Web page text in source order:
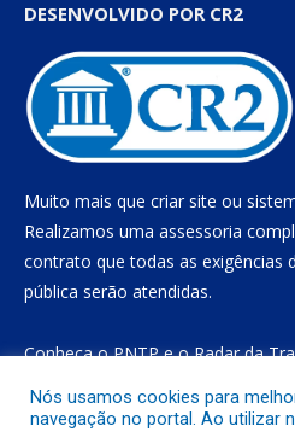
DESENVOLVIDO POR CR2
Muito mais que criar site ou
Realizamos uma assessoria
contrato que todas as exigências
pública serão atendidas.
Conheça oPNTPe oRadar da
Nós usamos cookies para
navegação no portal. Ao utilizar